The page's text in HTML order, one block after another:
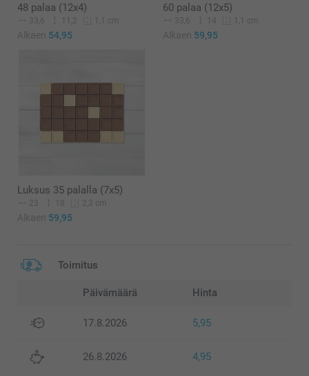
48 palaa (12x4)
33,6 11,2 1,1 cm
Alkaen 54,95
60 palaa (12x5)
33,6 14 1,1 cm
Alkaen 59,95
Luksus 35 palalla (7x5)
23 18 2,3 cm
Alkaen 59,95
Toimitus
Päivämäärä Hinta
17.8.2026 5,95
26.8.2026 4,95